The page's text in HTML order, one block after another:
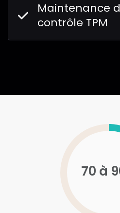
Maintenance
contrôle TPM
70 à